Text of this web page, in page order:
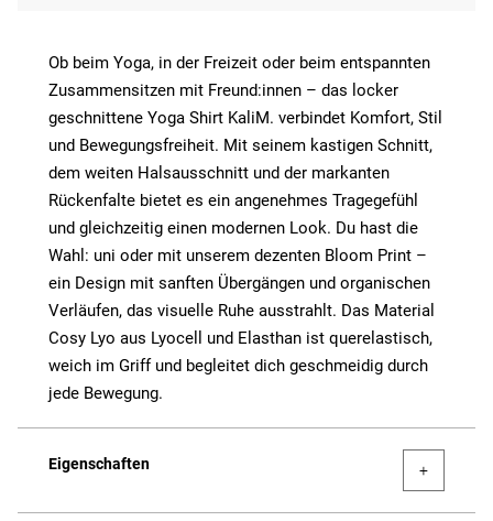
Ob beim Yoga, in der Freizeit oder beim entspannten
Zusammensitzen mit Freund:innen – das locker
geschnittene Yoga Shirt KaliM. verbindet Komfort, Stil
und Bewegungsfreiheit. Mit seinem kastigen Schnitt,
dem weiten Halsausschnitt und der markanten
Rückenfalte bietet es ein angenehmes Tragegefühl
und gleichzeitig einen modernen Look. Du hast die
Wahl: uni oder mit unserem dezenten Bloom Print –
ein Design mit sanften Übergängen und organischen
Verläufen, das visuelle Ruhe ausstrahlt. Das Material
Cosy Lyo aus Lyocell und Elasthan ist querelastisch,
weich im Griff und begleitet dich geschmeidig durch
jede Bewegung.
Eigenschaften